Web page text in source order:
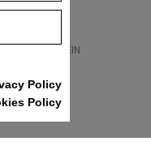
Policy
Policy